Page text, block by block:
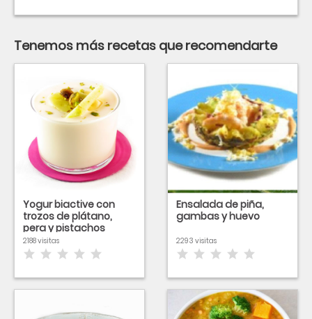
Tenemos más recetas que recomendarte
Yogur biactive con
trozos de plátano,
pera y pistachos
tostados
2188 visitas
Ensalada de piña,
gambas y huevo
2293 visitas